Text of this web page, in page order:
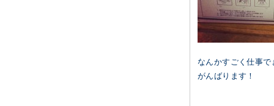
なんかすごく仕事
がんばります！